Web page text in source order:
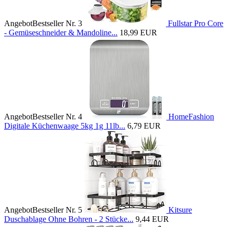
AngebotBestseller Nr. 3
Fullstar Pro Core
- Gemüseschneider & Mandoline... 18,99 EUR
AngebotBestseller Nr. 4
HomeFashion
Digitale Küchenwaage 5kg 1g 11lb... 6,79 EUR
AngebotBestseller Nr. 5
Kitsure
Duschablage Ohne Bohren - 2 Stücke... 9,44 EUR